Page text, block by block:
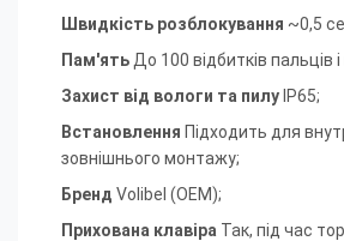
Швидкість розблокування ~0,5
Пам'ять До 100 відбитків пальців і
Захист від вологи та пилу IP65;
Встановлення Підходить для
зовнішнього монтажу;
Бренд Volibel (OEM);
Прихована клавіра Так, під час